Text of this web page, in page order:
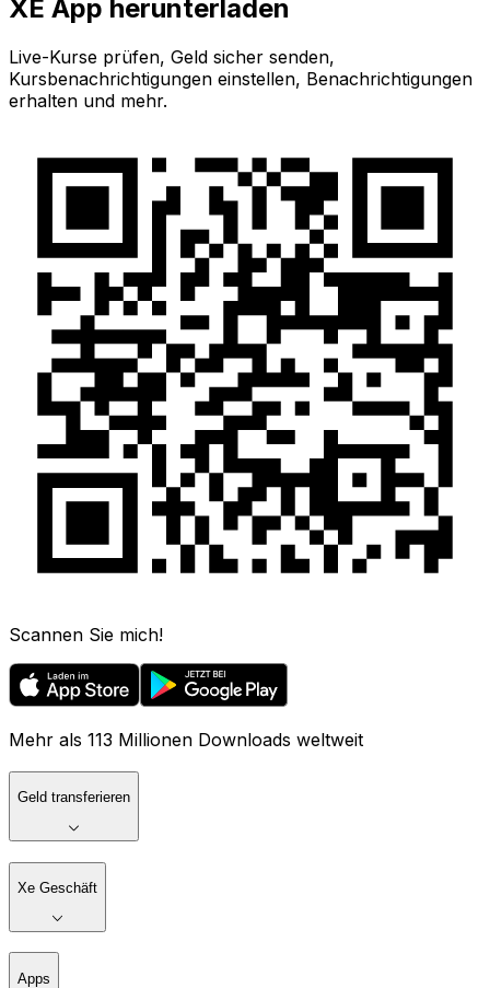
XE App herunterladen
Live-Kurse prüfen, Geld sicher senden,
Kursbenachrichtigungen einstellen, Benachrichtigungen
erhalten und mehr.
Scannen Sie mich!
Mehr als 113 Millionen Downloads weltweit
Geld transferieren
Xe Geschäft
Apps